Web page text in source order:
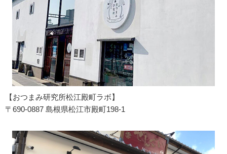
【おつまみ研究所松江殿町ラボ】
〒690-0887 島根県松江市殿町198-1